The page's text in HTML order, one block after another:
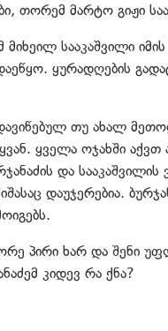
თორემ მარტო გიჟი
სააკაშვილი
ყურადღების
თუ ახალ
ყველა ოჯახში აქვთ
და
დაუჯერებია.
პირი ხარ და შენი
კიდევ რა ქნა?